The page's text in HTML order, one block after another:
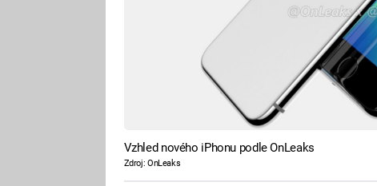
Vzhled nového iPhonu podle OnLeaks
Zdroj: OnLeaks